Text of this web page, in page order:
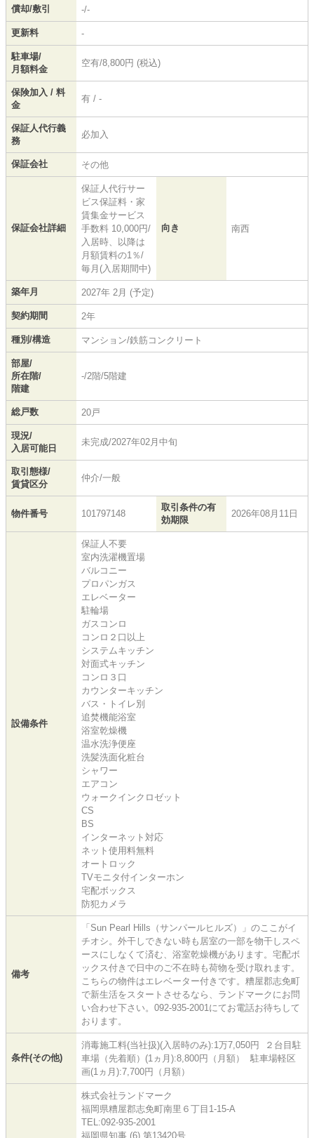
償却/敷引 -/-
更新料 -
駐車場/
月額料金
空有/8,800円 (税込)
保険加入 / 料
金
有 / -
保証人代行義
務
必加入
保証会社 その他
保証会社詳細
保証人代行サー
ビス保証料・家
賃集金サービス
手数料 10,000円/
入居時、以降は
月額賃料の1％/
毎月(入居期間中)
向き 南西
築年月 2027年 2月 (予定)
契約期間 2年
種別/構造 マンション/鉄筋コンクリート
部屋/
所在階/
階建
-/2階/5階建
総戸数 20戸
現況/
入居可能日
未完成/2027年02月中旬
取引態様/
賃貸区分
仲介/一般
物件番号 101797148
取引条件の有
効期限
2026年08月11日
設備条件
保証人不要
室内洗濯機置場
バルコニー
プロパンガス
エレベーター
駐輪場
ガスコンロ
コンロ２口以上
システムキッチン
対面式キッチン
コンロ３口
カウンターキッチン
バス・トイレ別
追焚機能浴室
浴室乾燥機
温水洗浄便座
洗髪洗面化粧台
シャワー
エアコン
ウォークインクロゼット
CS
BS
インターネット対応
ネット使用料無料
オートロック
TVモニタ付インターホン
宅配ボックス
防犯カメラ
備考
「Sun Pearl Hills（サンパールヒルズ）」のここがイ
チオシ。外干しできない時も居室の一部を物干しスペ
ースにしなくて済む、浴室乾燥機があります。宅配ボ
ックス付きで日中のご不在時も荷物を受け取れます。
こちらの物件はエレベーター付きです。糟屋郡志免町
で新生活をスタートさせるなら、ランドマークにお問
い合わせ下さい。092-935-2001にてお電話お待ちして
おります。
条件(その他)
消毒施工料(当社扱)(入居時のみ):1万7,050円 ２台目駐
車場（先着順）(1ヵ月):8,800円（月額） 駐車場軽区
画(1ヵ月):7,700円（月額）
株式会社ランドマーク
福岡県糟屋郡志免町南里６丁目1-15-A
TEL:092-935-2001
福岡県知事 (6) 第13420号